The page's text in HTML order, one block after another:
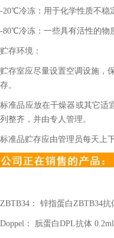
-20℃冷冻：用于化学性质不稳
-80℃冷冻：一些具有活性的物
贮存环境：
贮存室应尽量设置空调设施，
存。
标准品应放在干燥器或其它适
列整齐，并由专人管理。
标准品贮存应由管理员每天上
ZBTB34 ： 锌指蛋白ZBTB34抗
Doppel ： 朊蛋白DPL抗体 0.2ml